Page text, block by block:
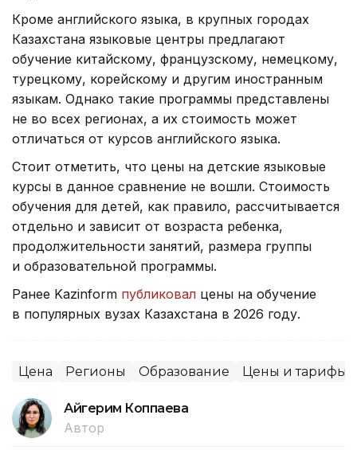
Кроме английского языка, в крупных городах
Казахстана языковые центры предлагают
обучение китайскому, французскому, немецкому,
турецкому, корейскому и другим иностранным
языкам. Однако такие программы представлены
не во всех регионах, а их стоимость может
отличаться от курсов английского языка.
Стоит отметить, что цены на детские языковые
курсы в данное сравнение не вошли. Стоимость
обучения для детей, как правило, рассчитывается
отдельно и зависит от возраста ребенка,
продолжительности занятий, размера группы
и образовательной программы.
Ранее Kazinform публиковал цены на обучение
в популярных вузах Казахстана в 2026 году.
Цена Регионы Образование Цены и тарифы
Айгерим Коппаева
Автор